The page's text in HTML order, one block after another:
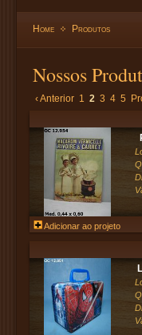
Home Produtos
Nossos
‹ Anterior 1 2 3 4 5
Adicionar ao projeto